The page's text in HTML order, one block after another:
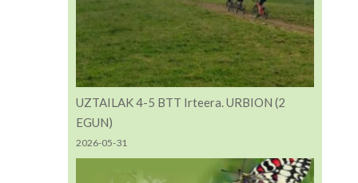
UZTAILAK 4-5 BTT Irteera. URBION (2
EGUN)
2026-05-31